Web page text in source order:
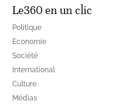
Le360 en un clic
Politique
Economie
Société
International
Culture
Médias